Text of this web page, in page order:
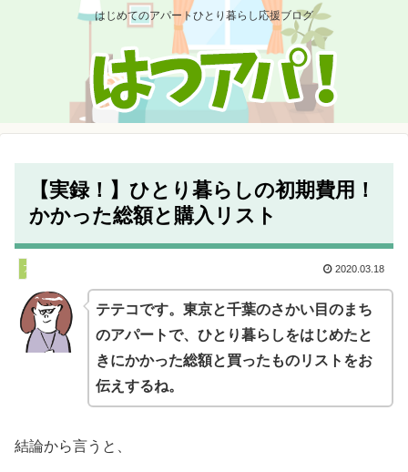
はじめてのアパートひとり暮らし応援ブログ
【実録！】ひとり暮らしの初期費用！
かかった総額と購入リスト
アパートを借りる 2020.03.18
テテコです。東京と千葉のさかい目のまち
のアパートで、ひとり暮らしをはじめたと
きにかかった総額と買ったものリストをお
伝えするね。
結論から言うと、